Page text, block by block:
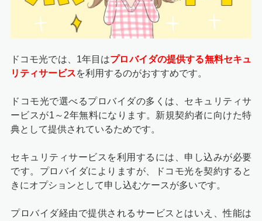
ドコモ光では、1年目はプロバイダの提供する無料セキュ
リティサービスを利用するのがおすすめです。
ドコモ光で選べるプロバイダの多くは、セキュリティサ
ービスが1～2年無料になります。新規契約者に向けた特
典として提供されているためです。
セキュリティサービスを利用するには、申し込みが必要
です。プロバイダによりますが、ドコモ光を契約すると
きにオプションとして申し込むケースが多いです。
プロバイダ経由で提供されるサービスとはいえ、性能は